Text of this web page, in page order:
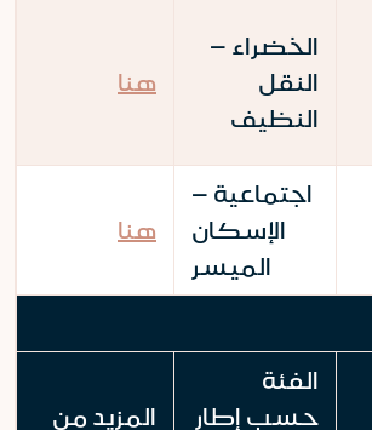
هنا
الخضراء –
النقل
النظيف
هنا
اجتماعية –
الإسكان
الميسر
المزيد من
الفئة
حسب إطار